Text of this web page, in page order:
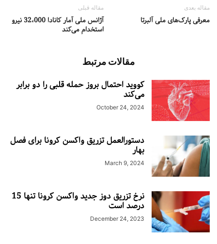
مقاله قبلی
آژانس ملی آمار کانادا 32،000 نیرو
استخدام می‌کند
مقاله بعدی
معرفی پارک‌های ملی آلبرتا
مقالات مرتبط
کووید احتمال بروز حمله قلبی را دو برابر
می‌کند
October 24, 2024
دستورالعمل تزریق واکسن کرونا برای فصل
بهار
March 9, 2024
نرخ تزریق دوز جدید واکسن کرونا تنها 15
درصد است
December 24, 2023